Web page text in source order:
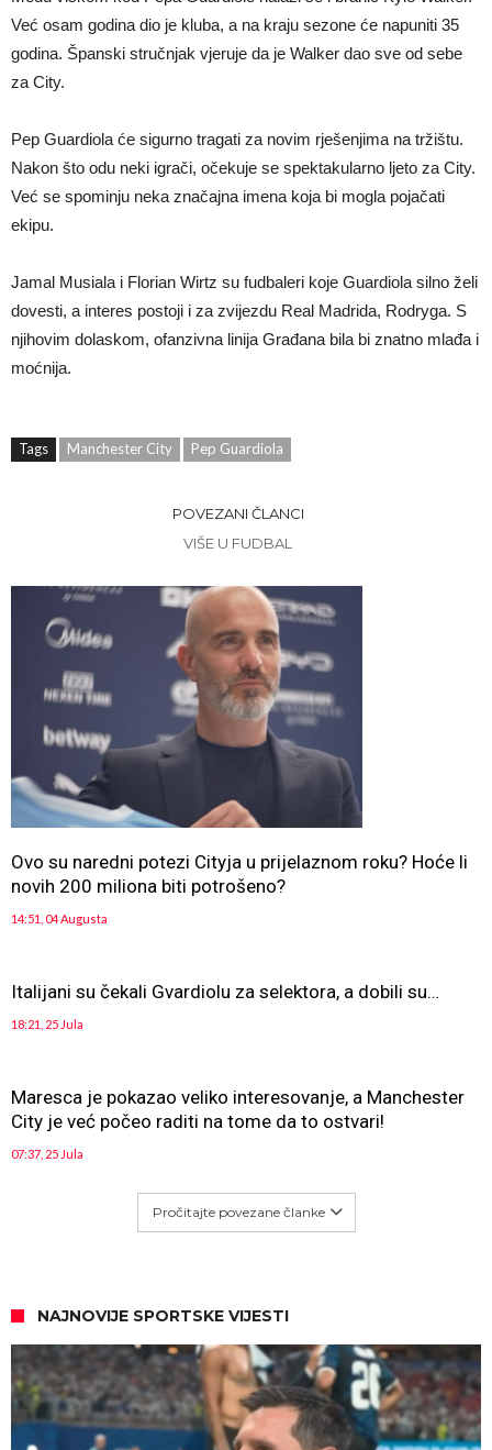
Već osam godina dio je kluba, a na kraju sezone će napuniti 35
godina. Španski stručnjak vjeruje da je Walker dao sve od sebe
za City.
Pep Guardiola će sigurno tragati za novim rješenjima na tržištu.
Nakon što odu neki igrači, očekuje se spektakularno ljeto za City.
Već se spominju neka značajna imena koja bi mogla pojačati
ekipu.
Jamal Musiala i Florian Wirtz su fudbaleri koje Guardiola silno želi
dovesti, a interes postoji i za zvijezdu Real Madrida, Rodryga. S
njihovim dolaskom, ofanzivna linija Građana bila bi znatno mlađa i
moćnija.
Tags Manchester City Pep Guardiola
POVEZANI ČLANCI
VIŠE U FUDBAL
Ovo su naredni potezi Cityja u prijelaznom roku? Hoće li
novih 200 miliona biti potrošeno?
14:51, 04 Augusta
Italijani su čekali Gvardiolu za selektora, a dobili su…
18:21, 25 Jula
Maresca je pokazao veliko interesovanje, a Manchester
City je već počeo raditi na tome da to ostvari!
07:37, 25 Jula
Pročitajte povezane članke
NAJNOVIJE SPORTSKE VIJESTI